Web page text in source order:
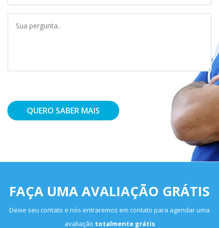
QUERO SABER MAIS
FAÇA UMA AVALIAÇÃO GRÁTIS
Deixe seu contato e nós entraremos em contato para agendar uma
avaliação totalmente grátis